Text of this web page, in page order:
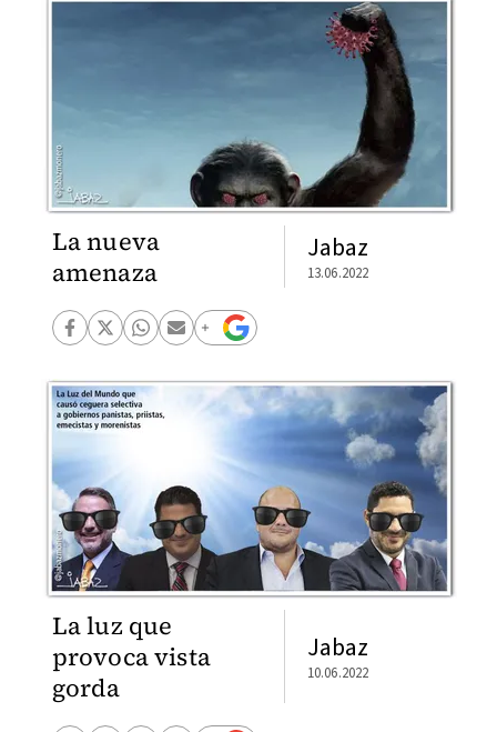
La nueva
amenaza
Jabaz
13.06.2022
La luz que
provoca vista
gorda
Jabaz
10.06.2022